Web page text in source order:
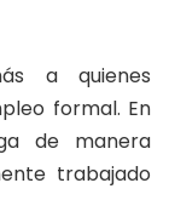
a quienes
formal. En
de manera
trabajado